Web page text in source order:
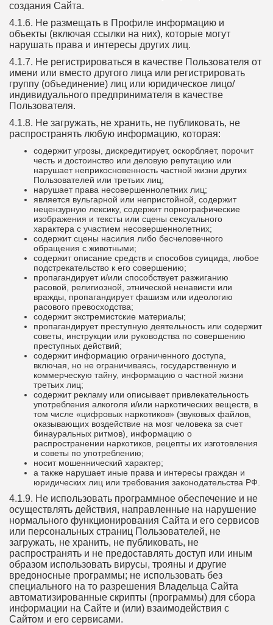
создания Сайта.
4.1.6. Не размещать в Профиле информацию и
объекты (включая ссылки на них), которые могут
нарушать права и интересы других лиц.
4.1.7. Не регистрироваться в качестве Пользователя от
имени или вместо другого лица или регистрировать
группу (объединение) лиц или юридическое лицо/
индивидуального предпринимателя в качестве
Пользователя.
4.1.8. Не загружать, не хранить, не публиковать, не
распространять любую информацию, которая:
содержит угрозы, дискредитирует, оскорбляет, порочит
честь и достоинство или деловую репутацию или
нарушает неприкосновенность частной жизни других
Пользователей или третьих лиц;
нарушает права несовершеннолетних лиц;
является вульгарной или непристойной, содержит
нецензурную лексику, содержит порнографические
изображения и тексты или сцены сексуального
характера с участием несовершеннолетних;
содержит сцены насилия либо бесчеловечного
обращения с животными;
содержит описание средств и способов суицида, любое
подстрекательство к его совершению;
пропагандирует и/или способствует разжиганию
расовой, религиозной, этнической ненависти или
вражды, пропагандирует фашизм или идеологию
расового превосходства;
содержит экстремистские материалы;
пропагандирует преступную деятельность или содержит
советы, инструкции или руководства по совершению
преступных действий;
содержит информацию ограниченного доступа,
включая, но не ограничиваясь, государственную и
коммерческую тайну, информацию о частной жизни
третьих лиц;
содержит рекламу или описывает привлекательность
употребления алкоголя и/или наркотических веществ, в
том числе «цифровых наркотиков» (звуковых файлов,
оказывающих воздействие на мозг человека за счет
бинауральных ритмов), информацию о
распространении наркотиков, рецепты их изготовления
и советы по употреблению;
носит мошеннический характер;
а также нарушает иные права и интересы граждан и
юридических лиц или требования законодательства РФ.
4.1.9. Не использовать программное обеспечение и не
осуществлять действия, направленные на нарушение
нормального функционирования Сайта и его сервисов
или персональных страниц Пользователей, не
загружать, не хранить, не публиковать, не
распространять и не предоставлять доступ или иным
образом использовать вирусы, трояны и другие
вредоносные программы; не использовать без
специального на то разрешения Владельца Сайта
автоматизированные скрипты (программы) для сбора
информации на Сайте и (или) взаимодействия с
Сайтом и его сервисами.